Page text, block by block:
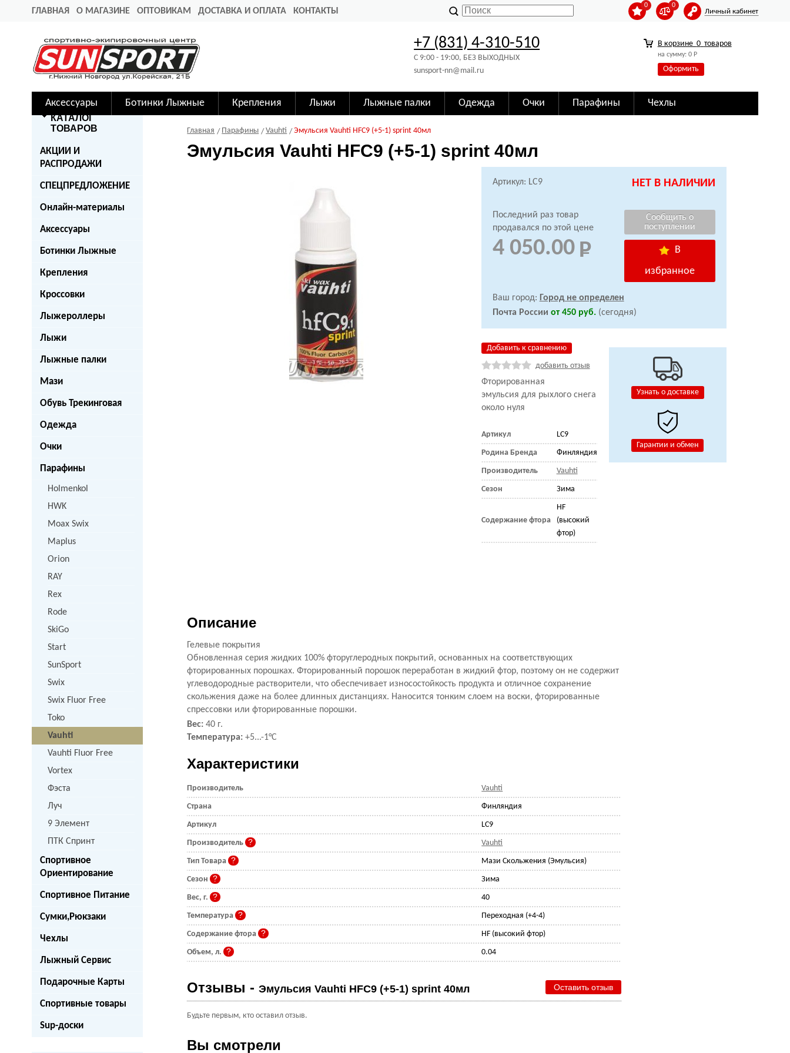
ГЛАВНАЯ О МАГАЗИНЕ ОПТОВИКАМ ДОСТАВКА И ОПЛАТА КОНТАКТЫ Личный кабинет
0
0
+7 (831) 4-310-510
C 9:00 - 19:00, БЕЗ ВЫХОДНЫХ
sunsport-nn@mail.ru
В корзине 0 товаров
на сумму: 0Р
Оформить
Аксессуары Ботинки Лыжные Крепления Лыжи Лыжные палки Одежда Очки Парафины Чехлы
КАТАЛОГ
ТОВАРОВ
АКЦИИ И
РАСПРОДАЖИ
СПЕЦПРЕДЛОЖЕНИЕ
Онлайн-материалы
Аксессуары
Ботинки Лыжные
Крепления
Кроссовки
Лыжероллеры
Лыжи
Лыжные палки
Мази
Обувь Трекинговая
Одежда
Очки
Парафины
Holmenkol
HWK
Moax Swix
Maplus
Orion
RAY
Rex
Rode
SkiGo
Start
SunSport
Swix
Swix Fluor Free
Toko
Vauhti
Vauhti Fluor Free
Vortex
Фэста
Луч
9 Элемент
ПТК Спринт
Спортивное
Ориентирование
Спортивное Питание
Сумки,Рюкзаки
Чехлы
Лыжный Сервис
Подарочные Карты
Спортивные товары
Sup-доски
Главная Парафины Vauhti Эмульсия Vauhti HFC9 (+5-1) sprint 40мл
Эмульсия Vauhti HFC9 (+5-1) sprint 40мл
Артикул: LC9 НЕТ В НАЛИЧИИ
Последний раз товар
продавался по этой цене
4 050.00
В
избранное
Ваш город: Город не определен
Почта России от 450 руб. (сегодня)
Добавить к сравнению
добавить отзыв
Фторированная
эмульсия для рыхлого снега
около нуля
Артикул LC9
Родина Бренда Финляндия
Производитель Vauhti
Сезон Зима
Содержание фтора
HF
(высокий
фтор)
Узнать о доставке
Гарантии и обмен
Описание
Гелевые покрытия
Обновленная серия жидких 100% фторуглеродных покрытий, основанных на соответствующих
фторированных порошках. Фторированный порошок переработан в жидкий фтор, поэтому он не содержит
углеводородные растворители, что обеспечивает износостойкость продукта и отличное сохранение
скольжения даже на более длинных дистанциях. Наносится тонким слоем на воски, фторированные
спрессовки или фторированные порошки.
Вес: 40 г.
Температура: +5...-1°С
Характеристики
Производитель Vauhti
Страна Финляндия
Артикул LC9
Производитель Vauhti
Тип Товара Мази Скольжения (Эмульсия)
Сезон Зима
Вес, г. 40
Температура Переходная (+4-4)
Содержание фтора HF (высокий фтор)
Объем, л. 0.04
Отзывы -Эмульсия Vauhti HFC9 (+5-1) sprint 40мл Оставить отзыв
Будьте первым, кто оставил отзыв.
Вы смотрели